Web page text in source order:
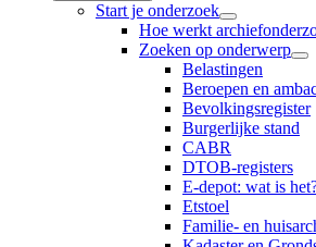
Start je onderzoek
Hoe werkt
Zoeken op onderwerp
Belastingen
Beroepen en
Bevolkingsregister
Burgerlijke stand
CABR
DTOB-registers
E-depot: wat is
Etstoel
Familie- en